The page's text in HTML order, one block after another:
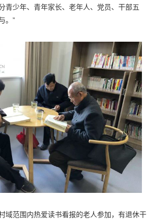
青少年、青年家长、老年人、党员、干部五
。”
域范围内热爱读书看报的老人参加，有退休干